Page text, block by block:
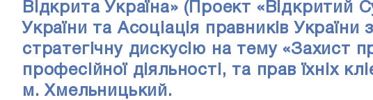
Відкрита Україна» (Проект «Відкритий
України та Асоціація правників
стратегічну дискусію на тему «Захист
професійної діяльності, та прав їхніх
м. Хмельницький.